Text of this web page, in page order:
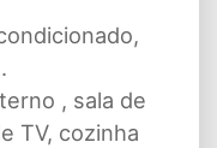
, sala de
TV, cozinha